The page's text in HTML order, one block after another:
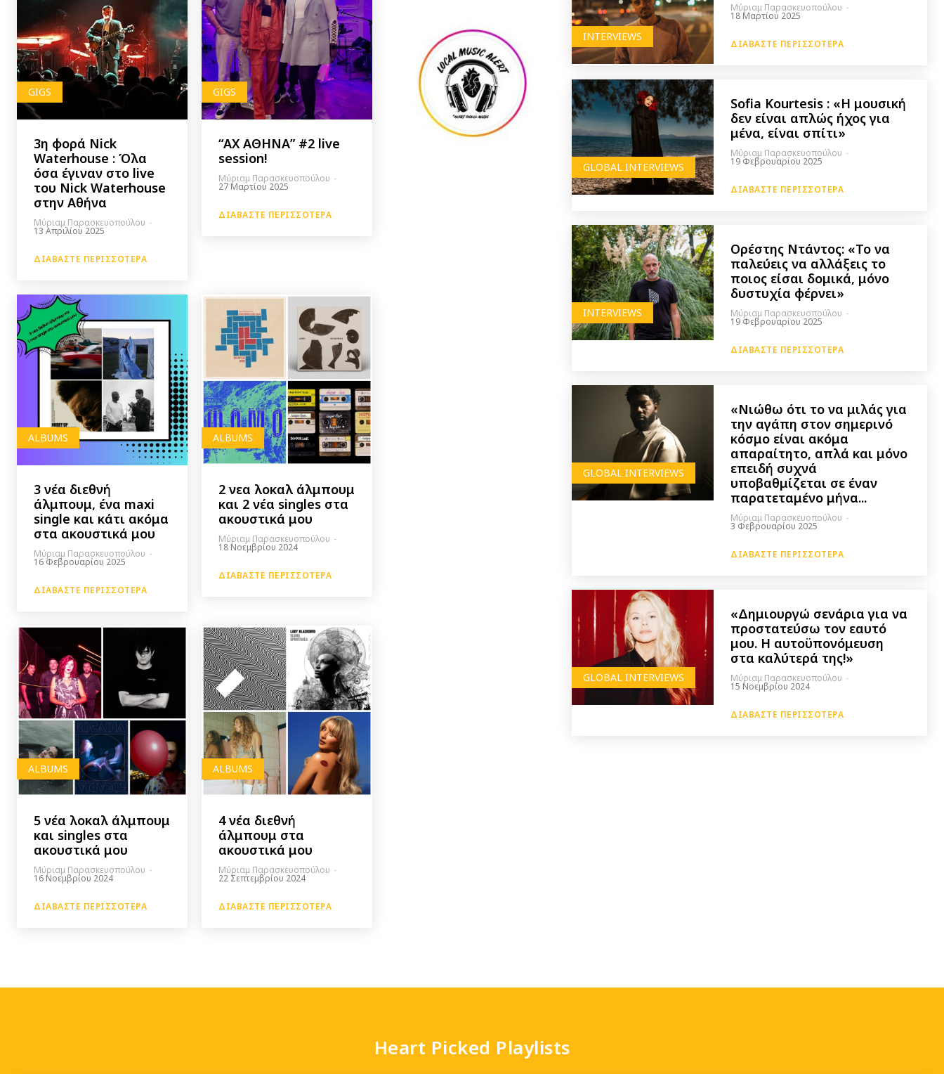
GIGS
3η φορά Nick
Waterhouse : Όλα
όσα έγιναν στο live
του Nick Waterhouse
στην Αθήνα
Μύριαμ Παρασκευοπούλου -
13 Απριλίου 2025
ΔΙΑΒΆΣΤΕ ΠΕΡΙΣΣΌΤΕΡΑ
GIGS
“ΑΧ ΑΘΗΝΑ” #2 live
session!
Μύριαμ Παρασκευοπούλου -
27 Μαρτίου 2025
ΔΙΑΒΆΣΤΕ ΠΕΡΙΣΣΌΤΕΡΑ
ALBUMS
3 νέα διεθνή
άλμπουμ, ένα maxi
single και κάτι ακόμα
στα ακουστικά μου
Μύριαμ Παρασκευοπούλου -
16 Φεβρουαρίου 2025
ΔΙΑΒΆΣΤΕ ΠΕΡΙΣΣΌΤΕΡΑ
ALBUMS
2 νεα λοκαλ άλμπουμ
και 2 νέα singles στα
ακουστικά μου
Μύριαμ Παρασκευοπούλου -
18 Νοεμβρίου 2024
ΔΙΑΒΆΣΤΕ ΠΕΡΙΣΣΌΤΕΡΑ
ALBUMS
5 νέα λοκαλ άλμπουμ
και singles στα
ακουστικά μου
Μύριαμ Παρασκευοπούλου -
16 Νοεμβρίου 2024
ΔΙΑΒΆΣΤΕ ΠΕΡΙΣΣΌΤΕΡΑ
ALBUMS
4 νέα διεθνή
άλμπουμ στα
ακουστικά μου
Μύριαμ Παρασκευοπούλου -
22 Σεπτεμβρίου 2024
ΔΙΑΒΆΣΤΕ ΠΕΡΙΣΣΌΤΕΡΑ
INTERVIEWS
Μύριαμ Παρασκευοπούλου -
18 Μαρτίου 2025
ΔΙΑΒΆΣΤΕ ΠΕΡΙΣΣΌΤΕΡΑ
GLOBAL INTERVIEWS
Sofia Kourtesis : «Η μουσική
δεν είναι απλώς ήχος για
μένα, είναι σπίτι»
Μύριαμ Παρασκευοπούλου -
19 Φεβρουαρίου 2025
ΔΙΑΒΆΣΤΕ ΠΕΡΙΣΣΌΤΕΡΑ
INTERVIEWS
Ορέστης Ντάντος: «Το να
παλεύεις να αλλάξεις το
ποιος είσαι δομικά, μόνο
δυστυχία φέρνει»
Μύριαμ Παρασκευοπούλου -
19 Φεβρουαρίου 2025
ΔΙΑΒΆΣΤΕ ΠΕΡΙΣΣΌΤΕΡΑ
GLOBAL INTERVIEWS
«Νιώθω ότι το να μιλάς για
την αγάπη στον σημερινό
κόσμο είναι ακόμα
απαραίτητο, απλά και μόνο
επειδή συχνά
υποβαθμίζεται σε έναν
παρατεταμένο μήνα...
Μύριαμ Παρασκευοπούλου -
3 Φεβρουαρίου 2025
ΔΙΑΒΆΣΤΕ ΠΕΡΙΣΣΌΤΕΡΑ
GLOBAL INTERVIEWS
«Δημιουργώ σενάρια για να
προστατεύσω τον εαυτό
μου. Η αυτοϋπονόμευση
στα καλύτερά της!»
Μύριαμ Παρασκευοπούλου -
15 Νοεμβρίου 2024
ΔΙΑΒΆΣΤΕ ΠΕΡΙΣΣΌΤΕΡΑ
Heart Picked Playlists